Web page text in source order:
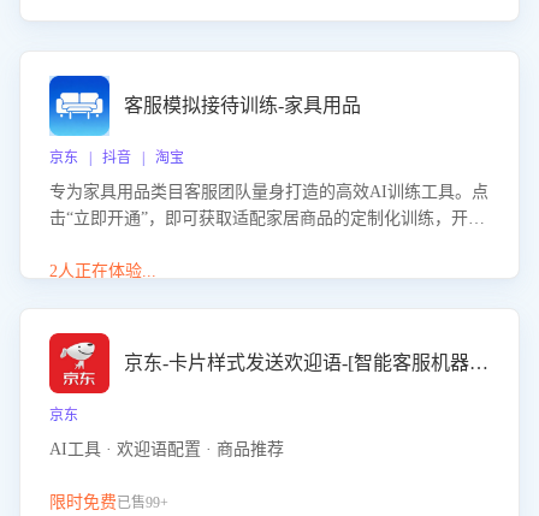
客服模拟接待训练-家具用品
京东 | 抖音 | 淘宝
专为家具用品类目客服团队量身打造的高效AI训练工具。点
击“立即开通”，即可获取适配家居商品的定制化训练，开启
能、尺寸参数咨询等高频场景下的专业应对能力。
2人正在体验...
京东-卡片样式发送欢迎语-[智能客服机器人]
京东
AI工具 · 欢迎语配置 · 商品推荐
限时免费已售99+